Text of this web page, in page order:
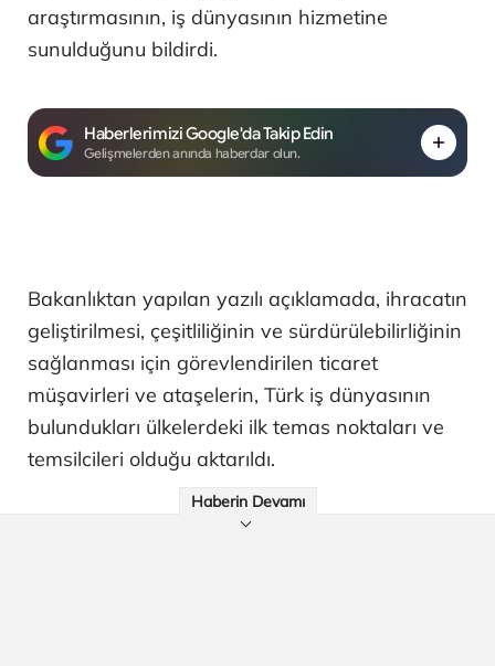
araştırmasının, iş dünyasının hizmetine
sunulduğunu bildirdi.
Haberlerimizi Google'da Takip Edin
Gelişmelerden anında haberdar olun.
Bakanlıktan yapılan yazılı açıklamada, ihracatın
geliştirilmesi, çeşitliliğinin ve sürdürülebilirliğinin
sağlanması için görevlendirilen ticaret
müşavirleri ve ataşelerin, Türk iş dünyasının
bulundukları ülkelerdeki ilk temas noktaları ve
temsilcileri olduğu aktarıldı.
Haberin Devamı